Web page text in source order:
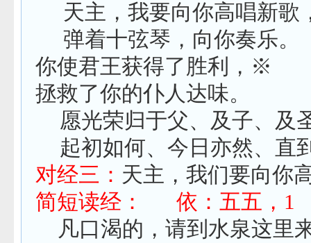
天主，我要向你高唱新
弹着十弦琴，向你奏乐。
你使君王获得了胜利，※
拯救了你的仆人达味。
愿光荣归于父、及子、及
起初如何、今日亦然、直
对经三： 天主，我们要向你
简短读经：
依：五五， 1
凡口渴的，请到水泉这里